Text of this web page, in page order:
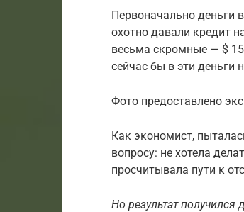
Первоначально деньги
охотно давали кредит
весьма скромные — $
сейчас бы в эти деньги
Фото предоставлено
Как экономист,
вопросу: не хотела
просчитывала пути к
Но результат